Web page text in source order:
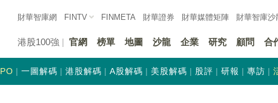
財華智庫網 FINTV FINMETA 財華證券 財華媒體矩陣 財華智庫沙
港股100強 官網 榜單 地圖 沙龍 企業 研究 顧問 合
一圖解碼 港股解碼 A股解碼 美股解碼 股評 研報 專訪